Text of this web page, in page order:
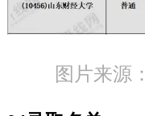
图片来源